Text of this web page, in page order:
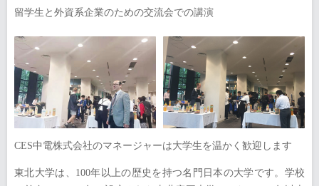
留学生と外資系企業のための交流会での講演
CES中電株式会社のマネージャーは大学生を温かく歓迎します
東北大学は、100年以上の歴史を持つ名門日本の大学です。学校